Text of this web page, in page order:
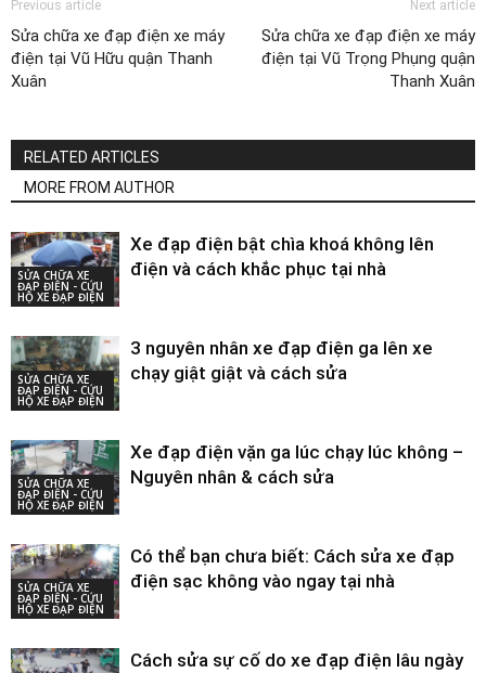
Previous article
Sửa chữa xe đạp điện xe máy
điện tại Vũ Hữu quận Thanh
Xuân
Next article
Sửa chữa xe đạp điện xe máy
điện tại Vũ Trọng Phụng quận
Thanh Xuân
RELATED ARTICLES
MORE FROM AUTHOR
SỬA CHỮA XE
ĐẠP ĐIỆN - CỨU
HỘ XE ĐẠP ĐIỆN
Xe đạp điện bật chìa khoá không lên
điện và cách khắc phục tại nhà
SỬA CHỮA XE
ĐẠP ĐIỆN - CỨU
HỘ XE ĐẠP ĐIỆN
3 nguyên nhân xe đạp điện ga lên xe
chạy giật giật và cách sửa
SỬA CHỮA XE
ĐẠP ĐIỆN - CỨU
HỘ XE ĐẠP ĐIỆN
Xe đạp điện vặn ga lúc chạy lúc không –
Nguyên nhân & cách sửa
SỬA CHỮA XE
ĐẠP ĐIỆN - CỨU
HỘ XE ĐẠP ĐIỆN
Có thể bạn chưa biết: Cách sửa xe đạp
điện sạc không vào ngay tại nhà
Cách sửa sự cố do xe đạp điện lâu ngày